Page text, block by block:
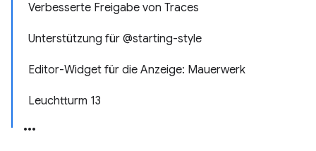
Verbesserte Freigabe von Traces
Unterstützung für @starting-style
Editor-Widget für die Anzeige: Mauerwerk
Leuchtturm 13